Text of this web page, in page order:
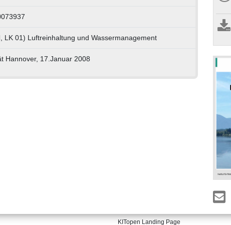
LK 01) Luftreinhaltung und Wassermanagement
Hannover, 17.Januar 2008
KITopen Landing Page